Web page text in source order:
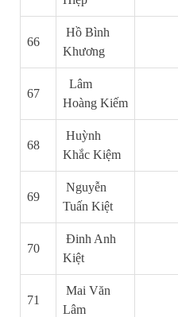
66
Hồ Bình
Khương
67
Lâm
Hoàng Kiếm
68
Huỳnh
Khắc Kiệm
69
Nguyễn
Tuấn Kiệt
70
Đinh Anh
Kiệt
71
Mai Văn
Lâm